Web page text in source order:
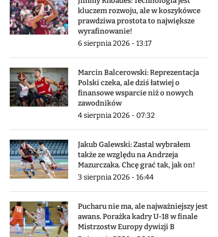
kluczem rozwoju, ale w koszykówce
prawdziwa prostota to największe
wyrafinowanie!
6 sierpnia 2026 - 13:17
Marcin Balcerowski: Reprezentacja
Polski czeka, ale dziś łatwiej o
finansowe wsparcie niż o nowych
zawodników
4 sierpnia 2026 - 07:32
Jakub Galewski: Zastal wybrałem
także ze względu na Andrzeja
Mazurczaka. Chcę grać tak, jak on!
3 sierpnia 2026 - 16:44
Pucharu nie ma, ale najważniejszy jest
awans. Porażka kadry U-18 w finale
Mistrzostw Europy dywizji B